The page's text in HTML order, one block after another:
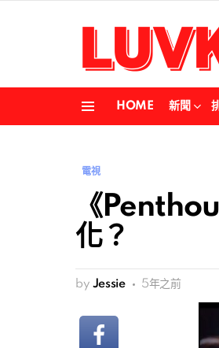
HOME 新聞
電視
《
化？
by Jessie 5年之前